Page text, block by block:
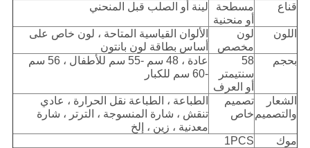
قناع
مسطحة
أو منحنية
لينة أو الصلب قبل المنحني
اللون
لون
مخصص
الألوان القياسية المتاحة ، لون خاص على
أساس بطاقة لون بانتون
بحجم
58
سنتيمتر
أو العرف
عادة ، 48 سم -55 سم للأطفال ، 56 سم
-60 سم للكبار
الشعار
والتصميم
تصميم
خاص
الطباعة ، الطباعة نقل الحرارة ، عادي
تنقش ، شارة المنسوجة ، الترتر ، شارة
معدنية ، زين ، إلخ
موك
1PCS